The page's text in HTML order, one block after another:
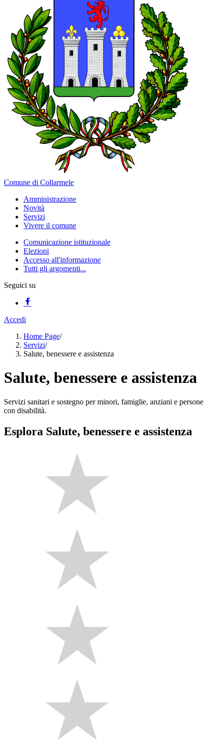
Comune di Collarmele
Amministrazione
Novità
Servizi
Vivere il comune
Comunicazione istituzionale
Elezioni
Accesso all'informazione
Tutti gli argomenti...
Seguici su
Accedi
Home Page/
Servizi/
Salute, benessere e assistenza
Salute, benessere e assistenza
Servizi sanitari e sostegno per minori, famiglie, anziani e persone
con disabilità.
Esplora Salute, benessere e assistenza